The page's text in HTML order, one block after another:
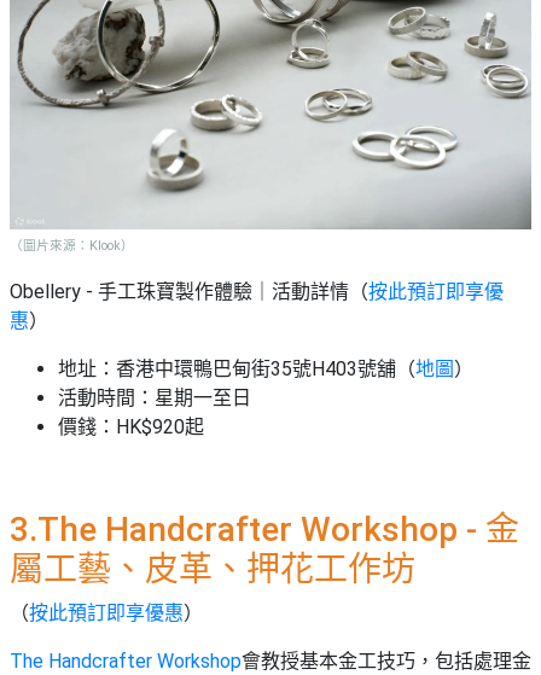
（圖片來源：Klook）
Obellery - 手工珠寶製作體驗 ｜活動詳情（按此預訂即享優
惠）
地址：香港中環鴨巴甸街35號H403號舖（地圖）
活動時間：星期一至日
價錢：HK$920起
3.The Handcrafter Workshop - 金
屬工藝、皮革、押花工作坊
（按此預訂即享優惠）
The Handcrafter Workshop會教授基本金工技巧，包括處理金